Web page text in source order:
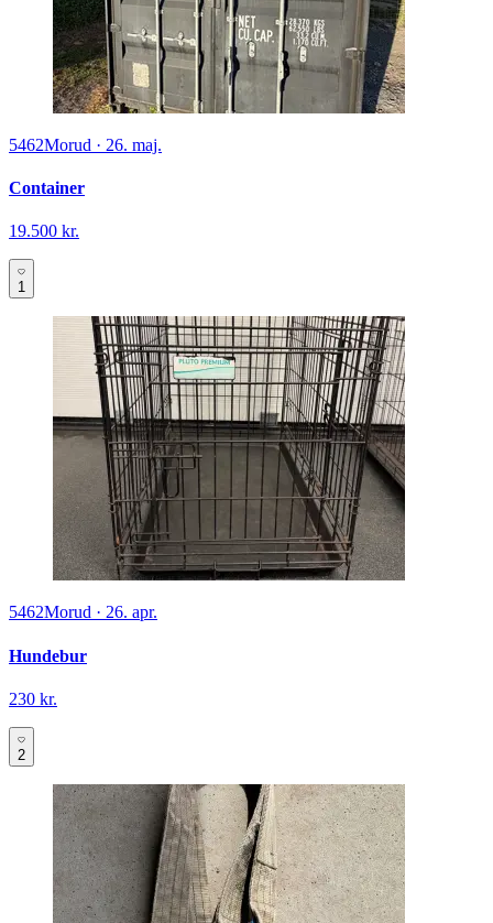
5462Morud · 26. maj.
Container
19.500 kr.
1
5462Morud · 26. apr.
Hundebur
230 kr.
2